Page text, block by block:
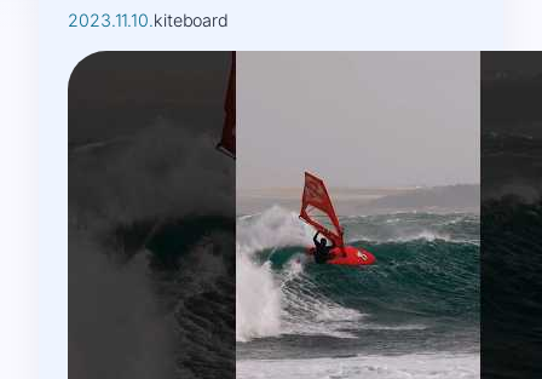
2023.11.10.kiteboard